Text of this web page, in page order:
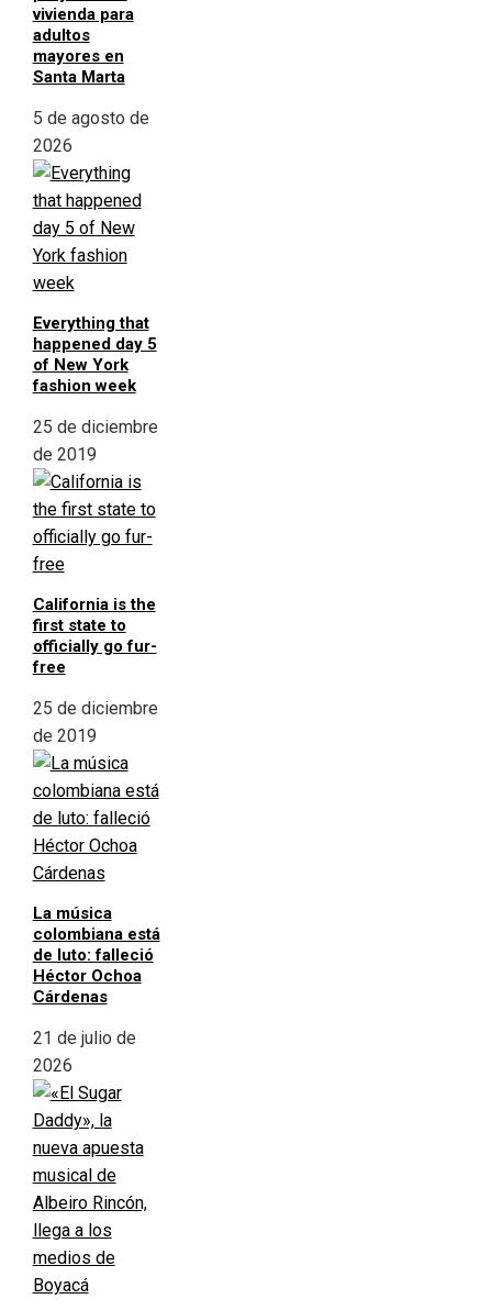
vivienda para
adultos
mayores en
Santa Marta
5 de agosto de
2026
Everything that
happened day 5
of New York
fashion week
25 de diciembre
de 2019
California is the
first state to
officially go fur-
free
25 de diciembre
de 2019
La música
colombiana está
de luto: falleció
Héctor Ochoa
Cárdenas
21 de julio de
2026